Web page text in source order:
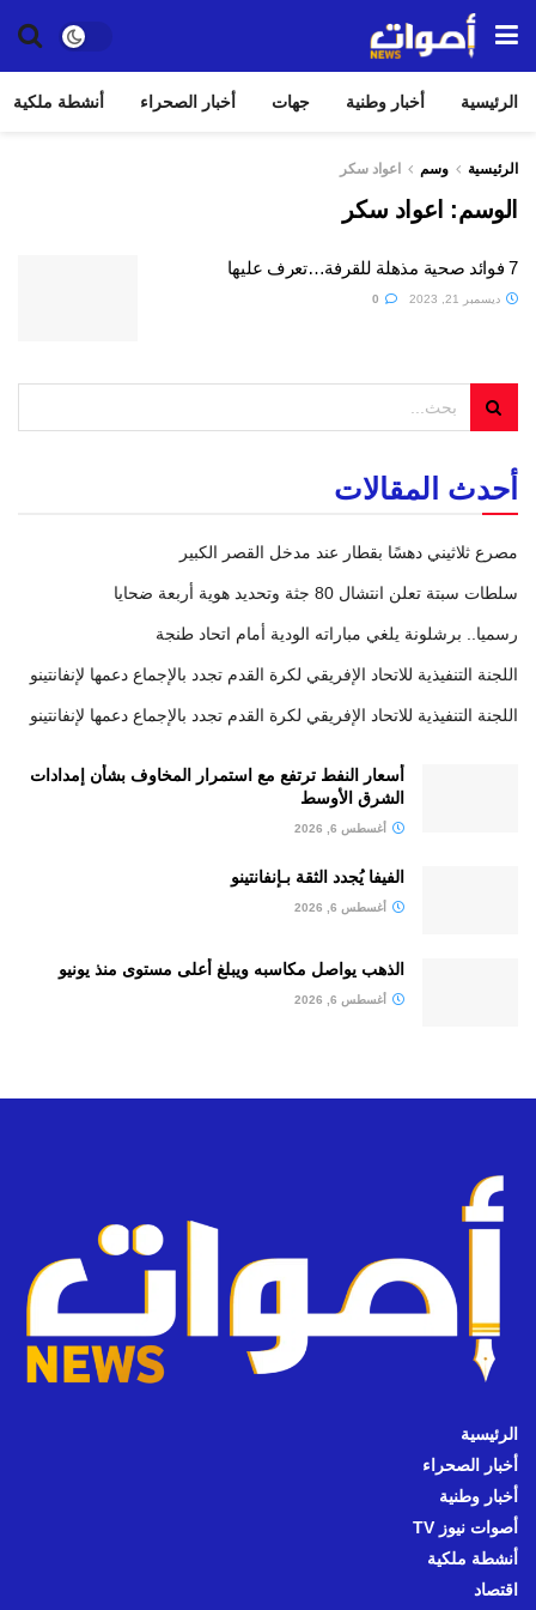
الرئيسية أخبار وطنية جهات أخبار الصحراء أنشطة ملكية
الرئيسية وسم اعواد سكر
الوسم: اعواد سكر
7 فوائد صحية مذهلة للقرفة…تعرف عليها
ديسمبر 21, 2023
أحدث المقالات
مصرع ثلاثيني دهسًا بقطار عند مدخل القصر الكبير
سلطات سبتة تعلن انتشال 80 جثة وتحديد هوية أربعة ضحايا
رسميا.. برشلونة يلغي مباراته الودية أمام اتحاد طنجة
اللجنة التنفيذية للاتحاد الإفريقي لكرة القدم تجدد بالإجماع دعمها لإنفانتينو
اللجنة التنفيذية للاتحاد الإفريقي لكرة القدم تجدد بالإجماع دعمها لإنفانتينو
أسعار النفط ترتفع مع استمرار المخاوف بشأن إمدادات
الشرق الأوسط
أغسطس 6, 2026
الفيفا يُجدد الثقة بـإنفانتينو
أغسطس 6, 2026
الذهب يواصل مكاسبه ويبلغ أعلى مستوى منذ يونيو
أغسطس 6, 2026
الرئيسية
أخبار الصحراء
أخبار وطنية
أصوات نيوز TV
أنشطة ملكية
اقتصاد